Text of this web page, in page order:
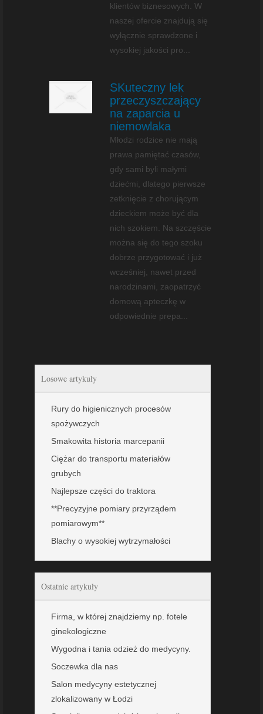
klientów biznesowych. W
naszej ofercie znajdują się
wyłącznie sprawdzone i
wysokiej jakości pro...
SKuteczny lek
przeczyszczający
na zaparcia u
niemowlaka
Młodzi rodzice nie mają
prawa pamiętać czasów,
gdy sami byli małymi
dziećmi, dlatego pierwsze
zetknięcie z chorującym
dzieckiem może być dla
nich szokiem. Na szczęście
można się do tego szoku
dobrze przygotować i już
wcześniej, nawet przed
narodzinami, zaopatrzyć
domową apteczkę w
odpowiednie prepa...
Losowe artykuły
Rury do higienicznych procesów
spożywczych
Smakowita historia marcepanii
Ciężar do transportu materiałów
grubych
Najlepsze części do traktora
**Precyzyjne pomiary przyrządem
pomiarowym**
Blachy o wysokiej wytrzymałości
Ostatnie artykuły
Firma, w której znajdziemy np. fotele
ginekologiczne
Wygodna i tania odzież do medycyny.
Soczewka dla nas
Salon medycyny estetycznej
zlokalizowany w Łodzi